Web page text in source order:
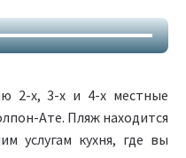
2-х, 3-х и 4-х местные
Ате. Пляж находится
услугам кухня, где вы